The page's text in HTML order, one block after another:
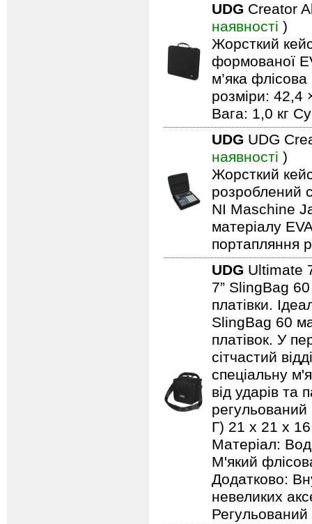
UDG Creator
наявності )
Жорсткий
формованої
м’яка
розміри: 42,4
Вага: 1,0 кг
UDG UDG
наявності )
Жорсткий
розроблений
NI Maschine
матеріалу
портапляння
UDG Ultimate
7” SlingBag
платівки.
SlingBag 60
платівок. У
сітчастий
спеціальну
від ударів та
Г) 21 x 21 x
Матеріал:
М'який
Додатково:
невеликих